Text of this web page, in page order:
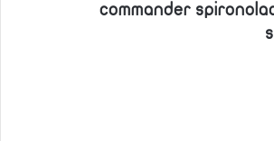
commander